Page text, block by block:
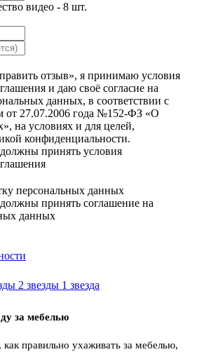
видео - 8 шт.
отзыв», я принимаю условия
и даю своё согласие на
данных, в соответствии с
от 27.07.2006 года №152-ФЗ «О
на условиях и для целей,
конфиденциальности.
принять условия
персональных данных
принять соглашение на
данных
2 звезды 1 звезда
за мебелью
как правильно ухаживать за мебелью,